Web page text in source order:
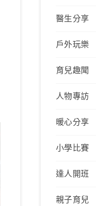
醫生分享
戶外玩樂
育兒趣聞
人物專訪
暖心分享
小學比賽
達人開班
親子育兒